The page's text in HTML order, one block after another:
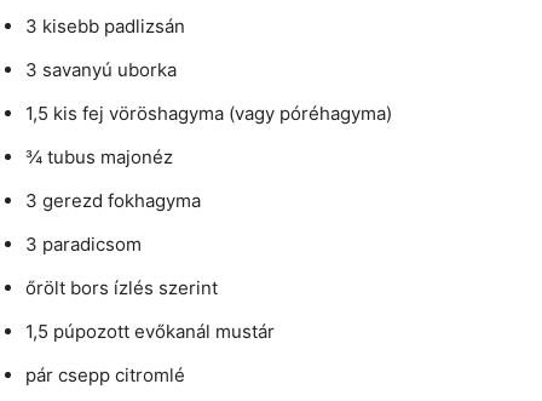
3 kisebb padlizsán
3 savanyú uborka
1,5 kis fej vöröshagyma (vagy póréhagyma)
¾ tubus majonéz
3 gerezd fokhagyma
3 paradicsom
őrölt bors ízlés szerint
1,5 púpozott evőkanál mustár
pár csepp citromlé